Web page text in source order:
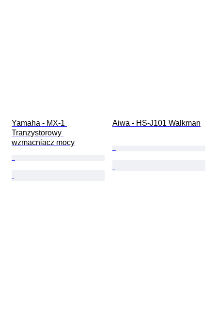
Yamaha - MX-1
Tranzystorowy
wzmacniacz mocy
Aiwa - HS-J101 Walkman